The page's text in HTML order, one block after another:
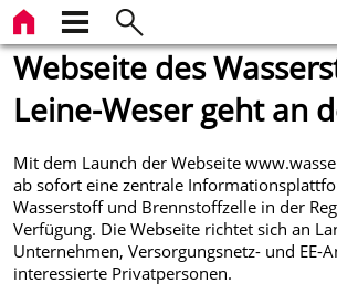
Webseite des
Leine-Weser geht an
Mit dem Launch der Webseite
ab sofort eine zentrale
Wasserstoff und Brennstoffzelle in der
Verfügung. Die Webseite richtet sich an
Unternehmen, Versorgungsnetz- und EE-
interessierte Privatpersonen.